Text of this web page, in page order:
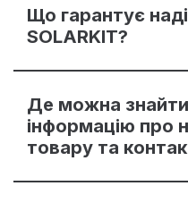
Що гарантує
SOLARKIT?
Де можна
інформацію про
товару та